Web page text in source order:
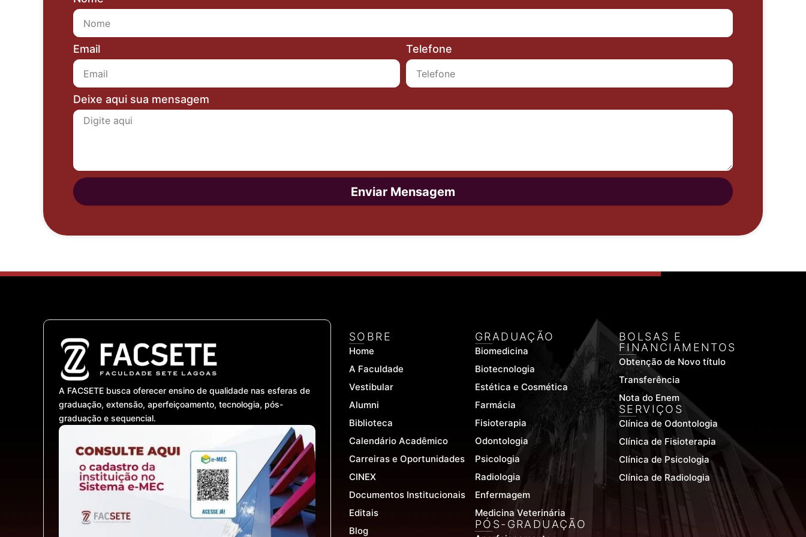
Email Telefone
Deixe aqui sua mensagem
Enviar Mensagem
A FACSETE busca oferecer ensino de qualidade nas esferas de
graduação, extensão, aperfeiçoamento, tecnologia, pós-
graduação e sequencial.
SOBRE
Home
A Faculdade
Vestibular
Alumni
Biblioteca
Calendário Acadêmico
Carreiras e Oportunidades
CINEX
Documentos Institucionais
Editais
Blog
GRADUAÇÃO
Biomedicina
Biotecnologia
Estética e Cosmética
Farmácia
Fisioterapia
Odontologia
Psicologia
Radiologia
Enfermagem
Medicina Veterinária
PÓS-GRADUAÇÃO
BOLSAS E
FINANCIAMENTOS
Obtenção de Novo título
Transferência
Nota do Enem
SERVIÇOS
Clínica de Odontologia
Clínica de Fisioterapia
Clínica de Psicologia
Clínica de Radiologia